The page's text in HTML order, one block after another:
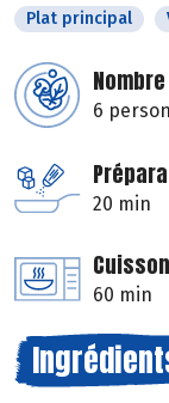
Plat principal
6
20 min
Cuisson
60 min